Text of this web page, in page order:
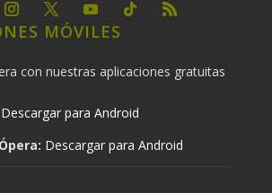
MÓVILES
con nuestras aplicaciones gratuitas
Descargar para Android
Descargar para Android